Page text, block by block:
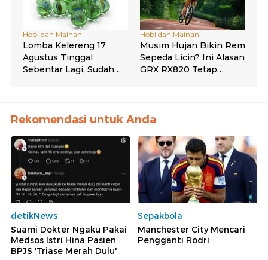
Rekomendasi untuk Anda
detikNews
Suami Dokter Ngaku Pakai
Medsos Istri Hina Pasien
BPJS 'Triase Merah Dulu'
Sepakbola
Manchester City Mencari
Pengganti Rodri